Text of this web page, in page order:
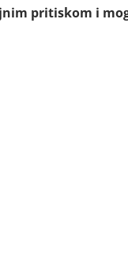
pritiskom i